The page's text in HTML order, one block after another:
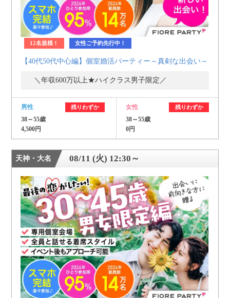
12名規模！ 女性ご予約先行中！
【40代50代中心編】個室婚活パーティー～真剣な出会い～
＼年収600万以上★ハイクラス男子限定／
男性 残りわずか
38～55歳
4,500円
女性 残りわずか
38～55歳
0円
天神・大名 08/11 (火) 12:30～